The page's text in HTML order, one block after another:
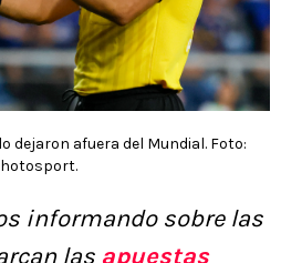
dejaron afuera del Mundial. Foto:
informando sobre las
las apuestas